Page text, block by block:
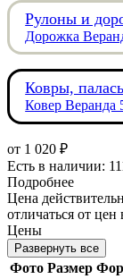
Рулоны и
Дорожка
Ковры,
Ковер Веранда
от 1 020 ₽
Есть в наличии:
Подробнее
Цена
отличаться от
Цены
Развернуть все
Фото Размер